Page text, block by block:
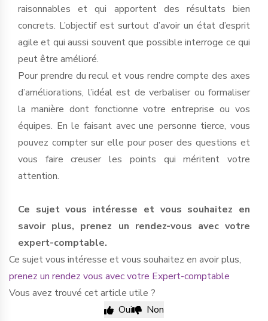
raisonnables et qui apportent des résultats bien
concrets. L’objectif est surtout d’avoir un état d’esprit
agile et qui aussi souvent que possible interroge ce qui
peut être amélioré.
Pour prendre du recul et vous rendre compte des axes
d’améliorations, l’idéal est de verbaliser ou formaliser
la manière dont fonctionne votre entreprise ou vos
équipes. En le faisant avec une personne tierce, vous
pouvez compter sur elle pour poser des questions et
vous faire creuser les points qui méritent votre
attention.
Ce sujet vous intéresse et vous souhaitez en
savoir plus, prenez un rendez-vous avec votre
expert-comptable.
Ce sujet vous intéresse et vous souhaitez en avoir plus,
prenez un rendez vous avec votre Expert-comptable
Vous avez trouvé cet article utile ?
Oui
Non